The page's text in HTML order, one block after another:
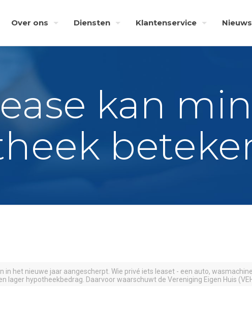
Over ons Diensten Klantenservice Nieuws
kan
in het nieuwe jaar aangescherpt. Wie privé iets leaset - een auto,
lager hypotheekbedrag. Daarvoor waarschuwt de Vereniging Eigen Huis